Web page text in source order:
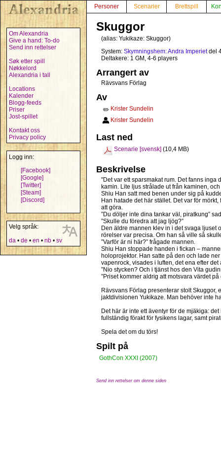
Om Alexandria
Give a hand: To-do
Send inn rettelser
Søk etter spill
Nøkkelord
Alexandria i tall
Locations
Kalender
Blogg-feeds
Priser
Jost-spillet
Kontakt oss
Privacy policy
Logg inn:
[Facebook]
[Google]
[Twitter]
[Steam]
[Discord]
Velg språk:
da • de • en • nb • sv
Personer Scenarier Brettspill
Skuggor
(alias: Yukikaze: Skuggor)
System: Skymningshem: Andra Imperietdel
Deltakere: 1 GM, 4-6 players
Arrangert av
Rävsvans Förlag
Av
✏️ Krister Sundelin
Krister Sundelin
Last ned
Scenarie [svensk] (10,4 MB)
Beskrivelse
"Det var ett sparsmakat rum. Det fanns
kamin. Lite ljus strålade ut från kaminen,
Shiu Han satt med benen under sig på
Han hatade det här stället. Det var för
att göra.
”Du döljer inte dina tankar väl, piratkung”
”Skulle du föredra att jag ljög?”
Den äldre mannen klev in i det svaga ljuset
rörelser var precisa. Om han så ville så
”Varför är ni här?” frågade mannen.
Shiu Han stoppade handen i fickan –
holoprojektor. Han satte på den och lade
vapenrock, visades i luften, det ena efter det
”Nio stycken? Och i tjänst hos den Vita
”Priset kommer aldrig att motsvara värdet
Rävsvans Förlag presenterar stolt Skuggor,
jaktdivisionen Yukikaze. Man behöver inte
Det här är inte ett äventyr för de mjäkiga:
fullständig förakt för fysikens lagar, samt
Spela det om du törs!
Spilt på
GothCon XXXI (2007)
Send inn rettelser om denne siden